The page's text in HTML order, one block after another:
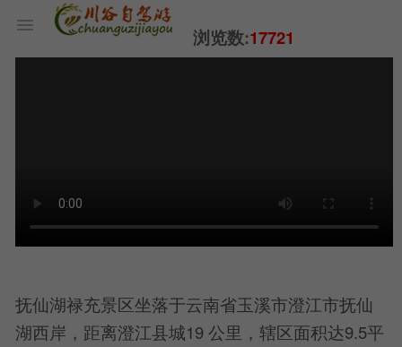
浏览数:17721
抚仙湖禄充景区坐落于云南省玉溪市澄江市抚仙
湖西岸，距离澄江县城19 公里，辖区面积达9.5平